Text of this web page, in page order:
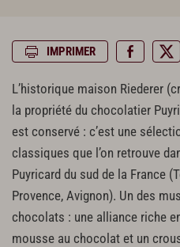
IMPRIMER
L’historique maison Riederer
la propriété du chocolatier
est conservé : c’est une
classiques que l’on retrouve
Puyricard du sud de la France
Provence, Avignon). Un des
chocolats : une alliance riche
mousse au chocolat et un